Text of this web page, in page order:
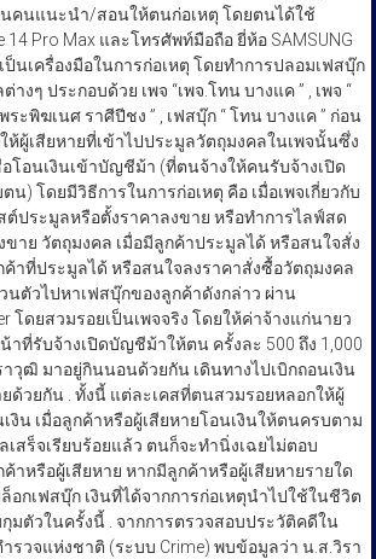
คนแนะนำ/สอนให้ตนก่อเหตุ โดยตนได้ใช้
Pro Max และโทรศัพท์มือถือ ยี่ห้อ SAMSUNG
ป็นเครื่องมือในการก่อเหตุ โดยทำการปลอมเฟสบุ๊ก
งๆ ประกอบด้วย เพจ “เพจ.โทน บางแค ” , เพจ “
ะพิฆเนศ ราศีปีชง ” , เฟสบุ๊ก “ โทน บางแค ” ก่อน
ห้ผู้เสียหายที่เข้าไปประมูลวัตถุมงคลในเพจนั้นซึ่ง
โอนเงินเข้าบัญชีม้า (ที่ตนจ้างให้คนรับจ้างเปิด
) โดยมีวิธีการในการก่อเหตุ คือ เมื่อเพจเกี่ยวกับ
ต์ประมูลหรือตั้งราคาลงขาย หรือทำการไลฟ์สด
าย วัตถุมงคล เมื่อมีลูกค้าประมูลได้ หรือสนใจสั่ง
าที่ประมูลได้ หรือสนใจลงราคาสั่งซื้อวัตถุมงคล
นตัวไปหาเฟสบุ๊กของลูกค้าดังกล่าว ผ่าน
โดยสวมรอยเป็นเพจจริง โดยให้ค่าจ้างแก่นายว
ที่รับจ้างเปิดบัญชีม้าให้ตน ครั้งละ 500 ถึง 1,000
วุฒิ มาอยู่กินนอนด้วยกัน เดินทางไปเบิกถอนเงิน
ด้วยกัน . ทั้งนี้ แต่ละเคสที่ตนสวมรอยหลอกให้ผู้
งิน เมื่อลูกค้าหรือผู้เสียหายโอนเงินให้ตนครบตาม
สร็จเรียบร้อยแล้ว ตนก็จะทำนิ่งเฉยไม่ตอบ
หรือผู้เสียหาย หากมีลูกค้าหรือผู้เสียหายรายใด
อกเฟสบุ๊ก เงินที่ได้จากการก่อเหตุนำไปใช้ในชีวิต
มตัวในครั้งนี้ . จากการตรวจสอบประวัติคดีใน
รวจแห่งชาติ (ระบบ Crime) พบข้อมูลว่า น.ส.วิรา